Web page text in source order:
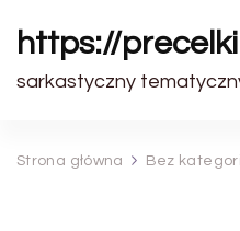
https://
sarkastyczny
Strona główna Bez